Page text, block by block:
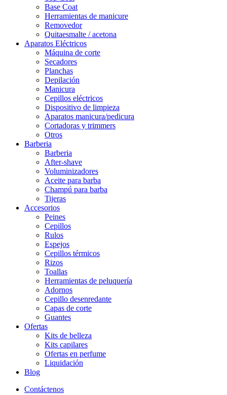
Base Coat
Herramientas de manicure
Removedor
Quitaesmalte / acetona
Aparatos Eléctricos
Máquina de corte
Secadores
Planchas
Depilación
Manicura
Cepillos eléctricos
Dispositivo de limpieza
Aparatos manicura/pedicura
Cortadoras y trimmers
Otros
Barberia
Barberia
After-shave
Voluminizadores
Aceite para barba
Champú para barba
Tijeras
Accesorios
Peines
Cepillos
Rulos
Espejos
Cepillos térmicos
Rizos
Toallas
Herramientas de peluquería
Adornos
Cepillo desenredante
Capas de corte
Guantes
Ofertas
Kits de belleza
Kits capilares
Ofertas en perfume
Liquidación
Blog
Contáctenos